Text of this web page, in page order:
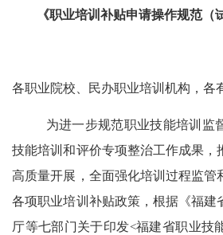
《职业培训补贴申请操作规范（
各职业院校、民办职业培训机构，各
为进一步规范职业技能培训监
技能培训和评价专项整治工作成果，
高质量开展，全面强化培训过程监管
各项职业培训补贴政策，根据《福建
厅等七部门关于印发<福建省职业技